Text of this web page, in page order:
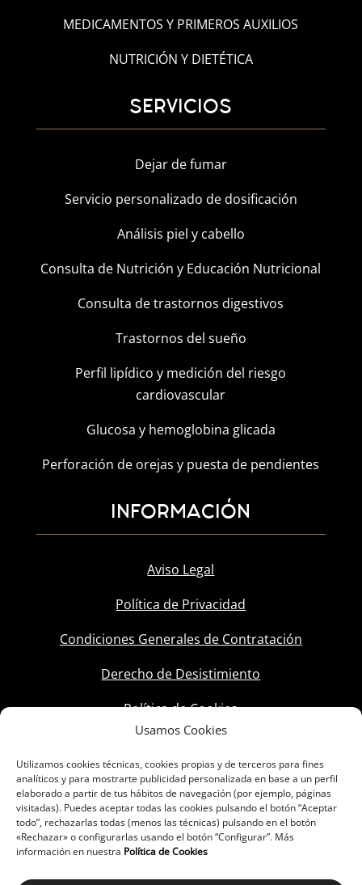
Usamos Cookies
Utilizamos cookies técnicas, cookies propias y de terceros para fines
analíticos y para mostrarte publicidad personalizada en base a un perfil
elaborado a partir de tus hábitos de navegación (por ejemplo, páginas
visitadas). Puedes aceptar todas las cookies pulsando el botón “Aceptar
todo”, rechazarlas todas (menos las técnicas) pulsando en el botón
«Rechazar» o configurarlas usando el botón “Configurar”. Más
información en nuestra Política de Cookies
MEDICAMENTOS Y PRIMEROS AUXILIOS
NUTRICIÓN Y DIETÉTICA
SERVICIOS
Dejar de fumar
Servicio personalizado de dosificación
Análisis piel y cabello
Consulta de Nutrición y Educación Nutricional
Consulta de trastornos digestivos
Trastornos del sueño
Perfil lipídico y medición del riesgo
cardiovascular
Glucosa y hemoglobina glicada
Perforación de orejas y puesta de pendientes
INFORMACIÓN
Aviso Legal
Política de Privacidad
Condiciones Generales de Contratación
Derecho de Desistimiento
Política de Cookies